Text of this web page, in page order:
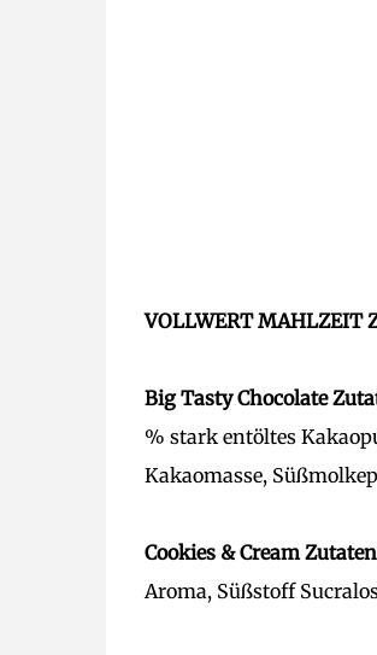
VOLLWERT MAHLZEIT
Big Tasty Chocolate
% stark entöltes
Kakaomasse,
Cookies & Cream
Aroma, Süßstoff